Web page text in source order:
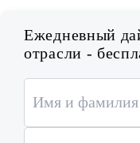
Ежедневный
отрасли -